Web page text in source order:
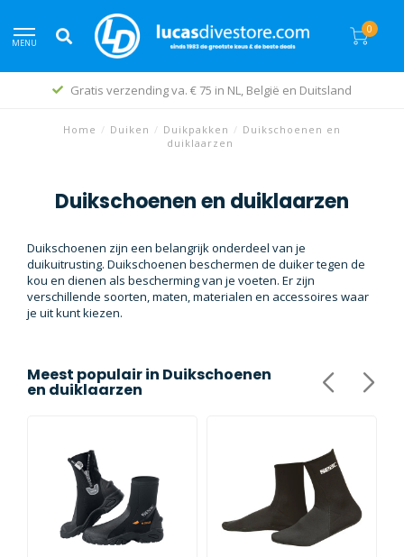
MENU
0
en Duitsland Snelle levering
Home / Duiken / Duikpakken / Duikschoenen en
duiklaarzen
Duikschoenen en duiklaarzen
Duikschoenen zijn een belangrijk onderdeel van je
duikuitrusting. Duikschoenen beschermen de duiker tegen de
kou en dienen als bescherming van je voeten. Er zijn
verschillende soorten, maten, materialen en accessoires waar
je uit kunt kiezen.
Meest populair in Duikschoenen
en duiklaarzen